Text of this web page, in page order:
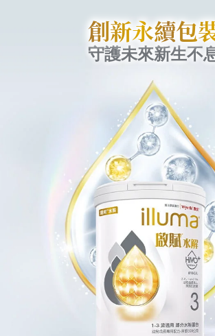
創新永續包
守護未來新生不